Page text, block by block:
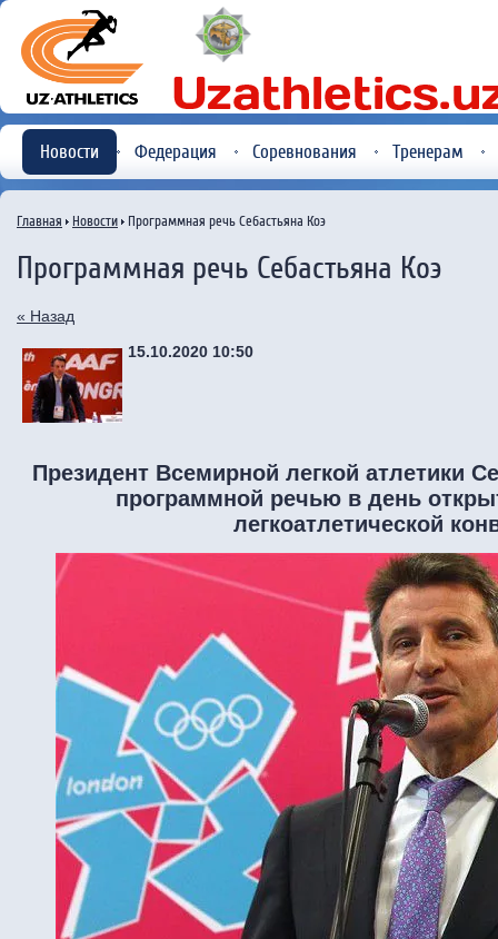
Новости Федерация Соревнования Тренерам
Главная Новости Программная речь Себастьяна Коэ
Программная речь Себастьяна Коэ
« Назад
15.10.2020 10:50
Президент Всемирной легкой атлетики
программной речью в день
легкоатлетической